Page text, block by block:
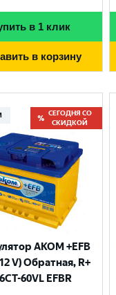
в 1 клик
в корзину
СЕГОДНЯ СО
СКИДКОЙ
AKOM +EFB
V) Обратная, R+
60VL EFBR